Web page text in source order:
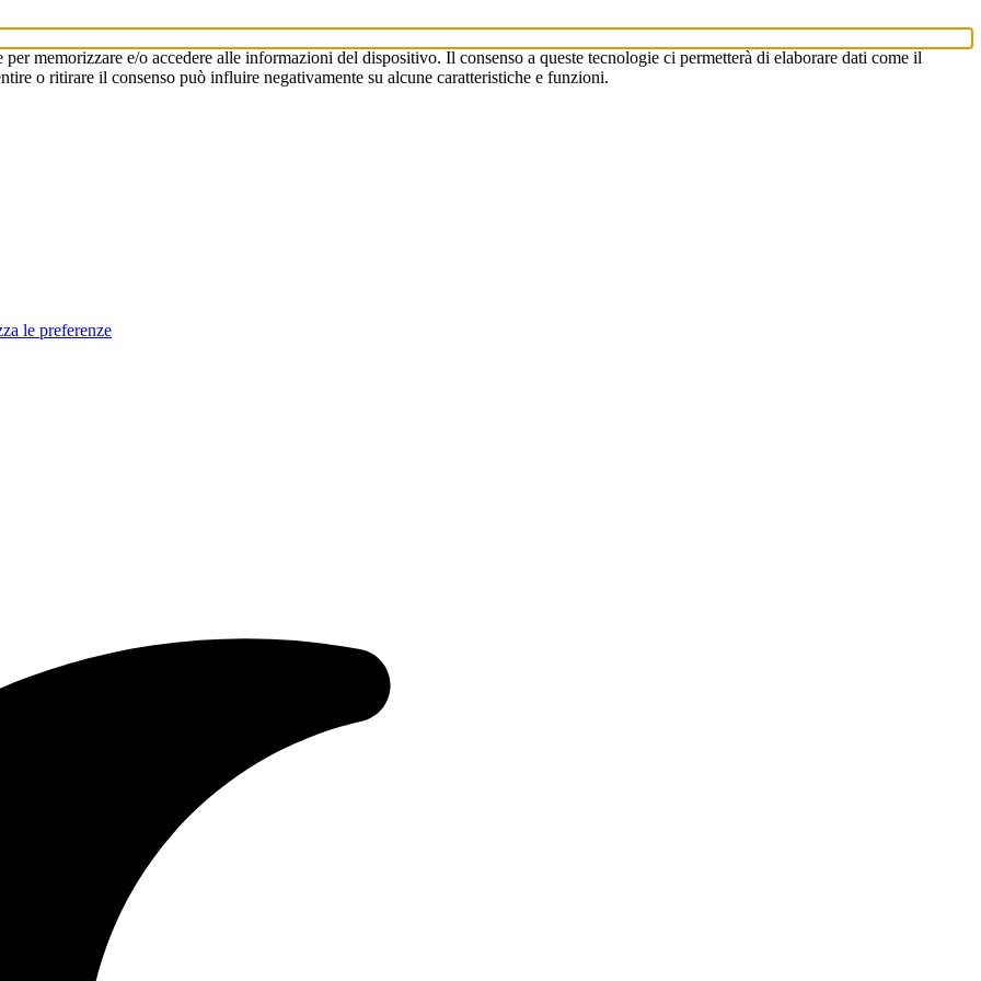
memorizzare e/o accedere alle informazioni del dispositivo. Il consenso a queste tecnologie ci permetterà di elaborare dati come il
o ritirare il consenso può influire negativamente su alcune caratteristiche e funzioni.
le preferenze